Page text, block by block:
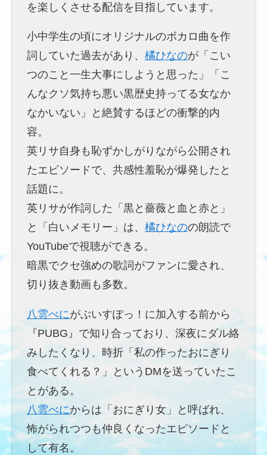
を楽しくさせる配信を目指しています。
小中学生の頃にオリジナルのボカロ曲を作
詞していた過去があり、 橘ひなのが「こい
つのこと一生大事にしようと思った」「こ
んなクソ気持ち悪い黒歴史持ってる女なか
なかいない」と絶賛するほどの衝撃的内
容。
英リサ自身も恥ずかしがりながら公開され
たエピソードで、共感性羞恥が爆発したと
話題に。
英リサが作詞した「黒と薔薇と血と赤と」
と「白いメモリー」は、 橘ひなのの朗読で
YouTubeで視聴ができる。
暗黒でクセ強めの歌詞がファンに愛され、
切り抜き動画も多数。
八雲べにがぶいすぽっ！に加入する前から
『PUBG』で知り合っており、深夜にダル絡
みしたくなり、時折「私の作ったおにぎり
食べてくれる？」というDMを送っていたこ
とがある。
八雲べにからは「おにぎり女」と呼ばれ、
怖がられつつも仲良くなったエピソードと
して有名。